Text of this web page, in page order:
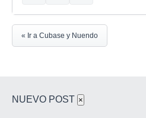
« Ir a Cubase y Nuendo
NUEVO POST ×